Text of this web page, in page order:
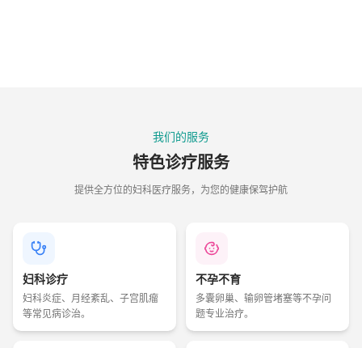
我们的服务
特色诊疗服务
提供全方位的妇科医疗服务，为您的健康保驾护航
妇科诊疗
妇科炎症、月经紊乱、子宫肌瘤
等常见病诊治。
不孕不育
多囊卵巢、输卵管堵塞等不孕问
题专业治疗。